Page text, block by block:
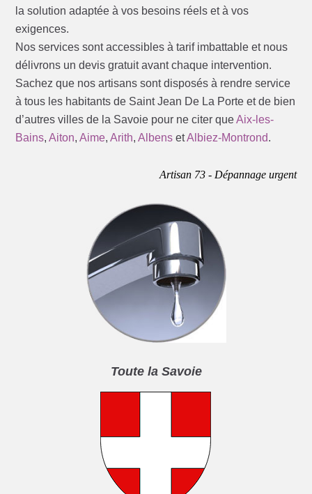
la solution adaptée à vos besoins réels et à vos
exigences.
Nos services sont accessibles à tarif imbattable et nous
délivrons un devis gratuit avant chaque intervention.
Sachez que nos artisans sont disposés à rendre service
à tous les habitants de Saint Jean De La Porte et de bien
d’autres villes de la Savoie pour ne citer queAix-les-
Bains,Aiton,Aime,Arith,Albens etAlbiez-Montrond.
Artisan 73 - Dépannage urgent
Toute la Savoie